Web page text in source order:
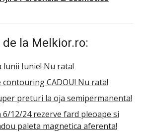
la Melkior.ro:
lunii Iunie! Nu rata!
contouring CADOU! Nu rata!
preturi la oja semipermanenta!
6/12/24 rezerve fard pleoape si
paleta magnetica aferenta!